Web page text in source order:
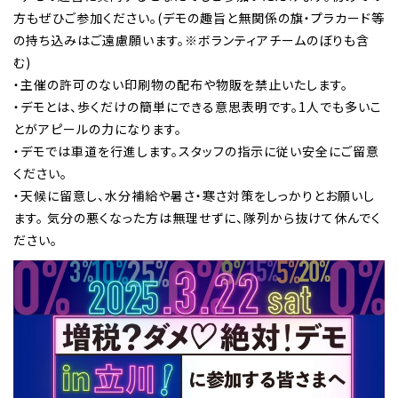
方もぜひご参加ください。(デモの趣旨と無関係の旗・プラカード等
の持ち込みはご遠慮願います。※ボランティアチームのぼりも含
む)
・主催の許可のない印刷物の配布や物販を禁止いたします。
・デモとは、歩くだけの簡単にできる意思表明です。1人でも多いこ
とがアピールの力になります。
・デモでは車道を行進します。スタッフの指示に従い安全にご留意
ください。
・天候に留意し、水分補給や暑さ・寒さ対策をしっかりとお願いし
ます。 気分の悪くなった方は無理せずに、隊列から抜けて休んでく
ださい。